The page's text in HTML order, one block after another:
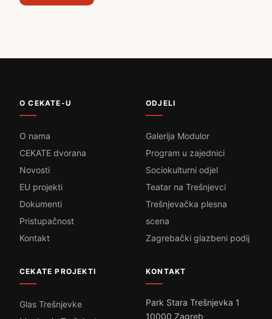
O CEKATE-U
O nama
CEKATE dvorana
Novosti
EU projekti
Dokumenti
Pristupačnost
Kontakt
ODJELI
Galerija Modulor
Program u zajednici
Sociokulturni odjel
Teatar na Trešnjevci
Trešnjevačka plesna
scena
Zagrebački glazbeni podij
CEKATE PROJEKTI
Glas Trešnjevke
KONTAKT
Park Stara Trešnjevka 1
10000 Zagreb